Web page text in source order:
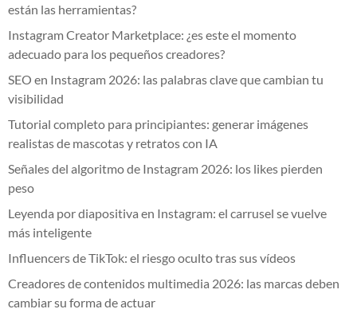
están las herramientas?
Instagram Creator Marketplace: ¿es este el momento
adecuado para los pequeños creadores?
SEO en Instagram 2026: las palabras clave que cambian tu
visibilidad
Tutorial completo para principiantes: generar imágenes
realistas de mascotas y retratos con IA
Señales del algoritmo de Instagram 2026: los likes pierden
peso
Leyenda por diapositiva en Instagram: el carrusel se vuelve
más inteligente
Influencers de TikTok: el riesgo oculto tras sus vídeos
Creadores de contenidos multimedia 2026: las marcas deben
cambiar su forma de actuar